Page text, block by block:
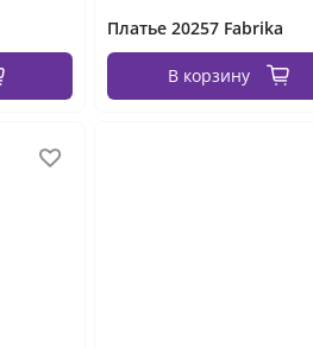
Платье 20257 Fabrika
В корзину